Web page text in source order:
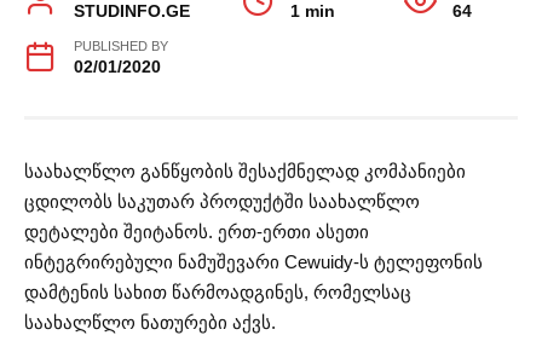
STUDINFO.GE 1 min 64
PUBLISHED BY
02/01/2020
საახალწლო განწყობის შესაქმნელად კომპანიები
ცდილობს საკუთარ პროდუქტში საახალწლო
დეტალები შეიტანოს. ერთ-ერთი ასეთი
ინტეგრირებული ნამუშევარი Cewuidy-ს ტელეფონის
დამტენის სახით წარმოადგინეს, რომელსაც
საახალწლო ნათურები აქვს.